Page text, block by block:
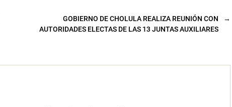
→
GOBIERNO DE CHOLULA REALIZA REUNIÓN CON
AUTORIDADES ELECTAS DE LAS 13 JUNTAS AUXILIARES